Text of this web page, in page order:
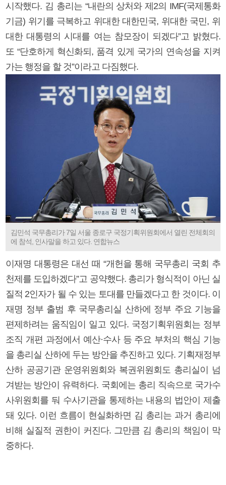
시작했다. 김 총리는 “내란의 상처와 제2의 IMF(국제통화
기금) 위기를 극복하고 위대한 대한민국, 위대한 국민, 위
대한 대통령의 시대를 여는 참모장이 되겠다”고 밝혔다.
또 “단호하게 혁신화되, 품격 있게 국가의 연속성을 지켜
가는 행정을 할 것”이라고 다짐했다.
김민석 국무총리가 7일 서울 종로구 국정기획위원회에서 열린 전체회의
에 참석, 인사말을 하고 있다. 연합뉴스
이재명 대통령은 대선 때 “개헌을 통해 국무총리 국회 추
천제를 도입하겠다”고 공약했다. 총리가 형식적이 아닌 실
질적 2인자가 될 수 있는 토대를 만들겠다고 한 것이다. 이
재명 정부 출범 후 국무총리실 산하에 정부 주요 기능을
편제하려는 움직임이 일고 있다. 국정기획위원회는 정부
조직 개편 과정에서 예산·수사 등 주요 부처의 핵심 기능
을 총리실 산하에 두는 방안을 추진하고 있다. 기획재정부
산하 공공기관 운영위원회와 복권위원회도 총리실이 넘
겨받는 방안이 유력하다. 국회에는 총리 직속으로 국가수
사위원회를 둬 수사기관을 통제하는 내용의 법안이 제출
돼 있다. 이런 흐름이 현실화하면 김 총리는 과거 총리에
비해 실질적 권한이 커진다. 그만큼 김 총리의 책임이 막
중하다.